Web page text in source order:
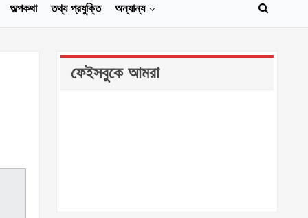
অল্পকথা তথ্য প্রযুক্তি অন্যান্য
ফেইসবুকে আমরা